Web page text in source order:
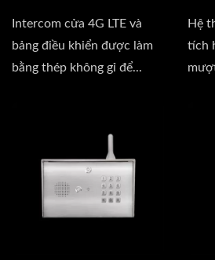
Intercom cửa 4G LTE và
bảng điều khiển được làm
bằng thép không gỉ để...
Hệ
tích